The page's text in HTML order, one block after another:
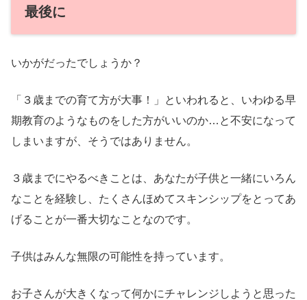
最後に
いかがだったでしょうか？
「３歳までの育て方が大事！」といわれると、いわゆる早
期教育のようなものをした方がいいのか…と不安になって
しまいますが、そうではありません。
３歳までにやるべきことは、あなたが子供と一緒にいろん
なことを経験し、たくさんほめてスキンシップをとってあ
げることが一番大切なことなのです。
子供はみんな無限の可能性を持っています。
お子さんが大きくなって何かにチャレンジしようと思った